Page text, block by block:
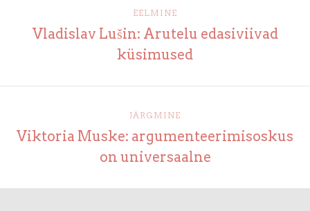
EELMINE
Vladislav Lušin: Arutelu edasiviivad
küsimused
JÄRGMINE
Viktoria Muske: argumenteerimisoskus
on universaalne